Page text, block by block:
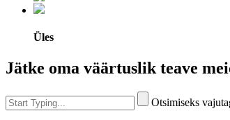
Üles
Jätke oma väärtuslik teave
Otsimiseks